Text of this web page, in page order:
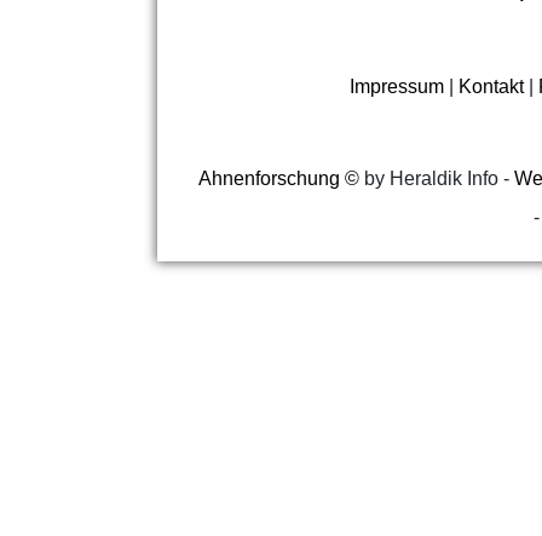
Impressum Kontakt|
Ahnenforschung ©by Heraldik Info -